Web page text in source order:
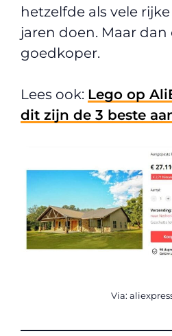
hetzelfde als vele
jaren doen. Maar dan
goedkoper.
Lees ook: Lego op
dit zijn de 3 beste
Via: